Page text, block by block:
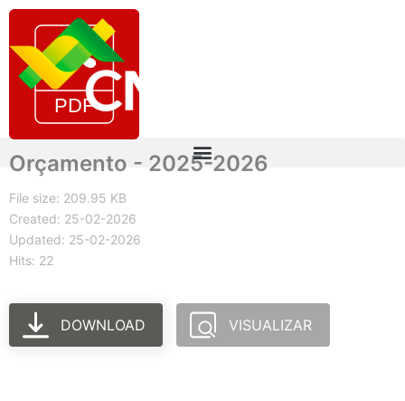
Orçamento - 2025-2026
File size: 209.95 KB
Created: 25-02-2026
Updated: 25-02-2026
Hits: 22
DOWNLOAD VISUALIZAR